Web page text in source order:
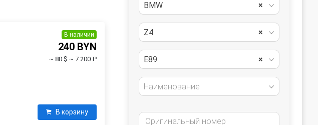
В наличии
240 BYN
~ 80 $ ~ 7 200 ₽
В корзину
×
BMW
×
Z4
×
E89
Наименование